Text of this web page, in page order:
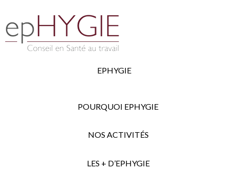
EPHYGIE
POURQUOI EPHYGIE
NOS ACTIVITÉS
LES + D’EPHYGIE